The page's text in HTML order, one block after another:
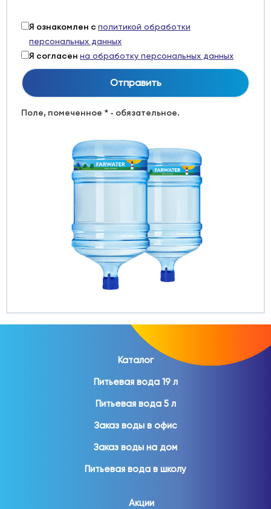
Я ознакомлен с политикой обработки
персональных данных
Я согласен на обработку персональных данных
Поле, помеченное * - обязательное.
Каталог
Питьевая вода 19 л
Питьевая вода 5 л
Заказ воды в офис
Заказ воды на дом
Питьевая вода в школу
Акции